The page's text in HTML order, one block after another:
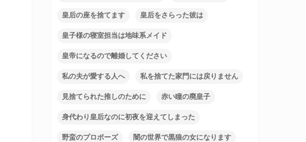
皇后の座を捨てます 皇后をさらった彼は
皇子様の寝室担当は地味系メイド
皇帝になるので離婚してください
私の夫が愛する人へ 私を捨てた家門には戻りません
見捨てられた推しのために 赤い瞳の廃皇子
身代わり皇后なのに初夜を迎えてしまった
野蛮のプロポーズ 闇の世界で黒狼の女になります